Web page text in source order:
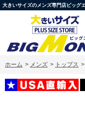
大きいサイズのメンズ専門店ビッ
ホーム > メンズ > トップス >